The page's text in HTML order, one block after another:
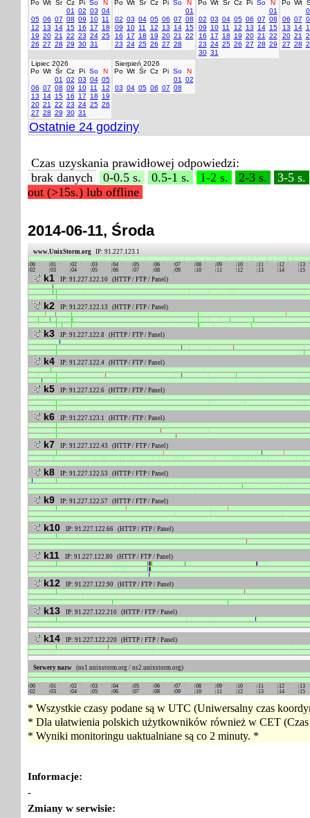
Po Wt Śr Cz Pi So
N
01
02 03 04
05 06 07 08 09 10 11
12
13 14 15 16 17
18
19 20 21 22 23 24 25
26 27 28 29 30 31
Po Wt Śr Cz Pi So
N
01
02 03 04 05 06 07 08
09
10 11 12 13 14 15
16
17 18 19 20 21
22
23 24 25 26 27 28
Po Wt Śr Cz Pi So
N
01
02 03 04 05 06 07 08
09
10 11 12 13 14 15
16
17 18 19 20 21
22
23 24 25 26 27 28 29
30 31
Po Wt
06 07
13
14
20 21
27 28
Lipiec 2026
Po Wt Śr Cz Pi So
N
01
02 03 04 05
06 07 08 09 10 11
12
13
14 15 16 17 18
19
20 21 22 23 24 25 26
27 28 29 30 31
Sierpień 2026
Po Wt Śr Cz Pi So
N
01
02
03 04 05 06 07 08
Ostatnie 24 godziny
Czas uzyskania prawidłowej odpowiedzi:
brak danych
0-0.5 s. 0.5-1 s. 1-2 s. 2-3 s.
3-5 s.
out (>15s.) lub offline
2014-06-11, Środa
www.UnixStorm.org IP: 91.227.123.1
k1 IP: 91.227.122.10 (HTTP / FTP / Panel)
k2 IP: 91.227.122.13 (HTTP / FTP / Panel)
k3 IP: 91.227.122.8 (HTTP / FTP / Panel)
k4 IP: 91.227.122.4 (HTTP / FTP / Panel)
k5 IP: 91.227.122.6 (HTTP / FTP / Panel)
k6 IP: 91.227.123.1 (HTTP / FTP / Panel)
k7 IP: 91.227.122.43 (HTTP / FTP / Panel)
k8 IP: 91.227.122.53 (HTTP / FTP / Panel)
k9 IP: 91.227.122.57 (HTTP / FTP / Panel)
k10 IP: 91.227.122.66 (HTTP / FTP / Panel)
k11 IP: 91.227.122.80 (HTTP / FTP / Panel)
k12 IP: 91.227.122.90 (HTTP / FTP / Panel)
k13 IP: 91.227.122.210 (HTTP / FTP / Panel)
k14 IP: 91.227.122.220 (HTTP / FTP / Panel)
Serwery nazw (ns1.unixstorm.org / ns2.unixstorm.org)
00 01 02 03 04 05 06 07 08 09 10 11 12
13
02
03 04 05 06 07 08 09 10 11 12 13 14 15
00 01 02 03 04 05 06 07 08 09 10 11 12
13
02
03 04 05 06 07 08 09 10 11 12 13 14 15
* Wszystkie czasy podane są w UTC (Uniwersalny czas
* Dla ułatwienia polskich użytkowników również w CET
* Wyniki monitoringu uaktualniane są co 2 minuty. *
Informacje:
-
Zmiany w serwisie: